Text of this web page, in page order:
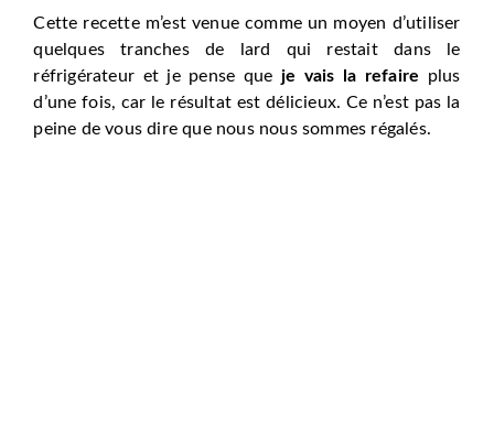
Cette recette m’est venue comme un moyen d’utiliser
quelques tranches de lard qui restait dans le
réfrigérateur et je pense que je vais la refaire plus
d’une fois, car le résultat est délicieux. Ce n’est pas la
peine de vous dire que nous nous sommes régalés.